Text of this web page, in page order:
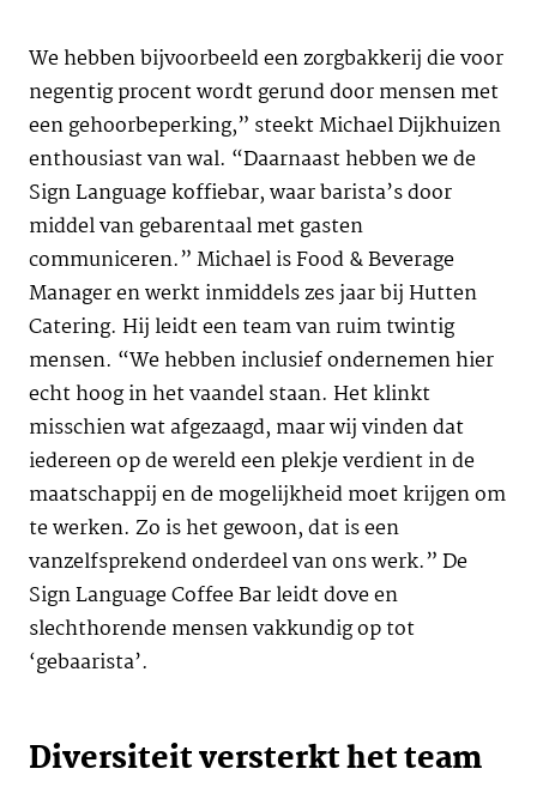
We hebben bijvoorbeeld een zorgbakkerij die voor
negentig procent wordt gerund door mensen met
een gehoorbeperking,” steekt Michael Dijkhuizen
enthousiast van wal. “Daarnaast hebben we de
Sign Language koffiebar, waar barista’s door
middel van gebarentaal met gasten
communiceren.” Michael is Food & Beverage
Manager en werkt inmiddels zes jaar bij Hutten
Catering. Hij leidt een team van ruim twintig
mensen. “We hebben inclusief ondernemen hier
echt hoog in het vaandel staan. Het klinkt
misschien wat afgezaagd, maar wij vinden dat
iedereen op de wereld een plekje verdient in de
maatschappij en de mogelijkheid moet krijgen om
te werken. Zo is het gewoon, dat is een
vanzelfsprekend onderdeel van ons werk.” De
Sign Language Coffee Bar leidt dove en
slechthorende mensen vakkundig op tot
‘gebaarista’.
Diversiteit versterkt het team